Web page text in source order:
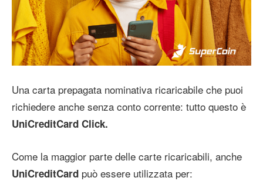
Una carta prepagata nominativa ricaricabile che puoi
richiedere anche senza conto corrente: tutto questo è
UniCreditCard Click.
Come la maggior parte delle carte ricaricabili, anche
UniCreditCard può essere utilizzata per: